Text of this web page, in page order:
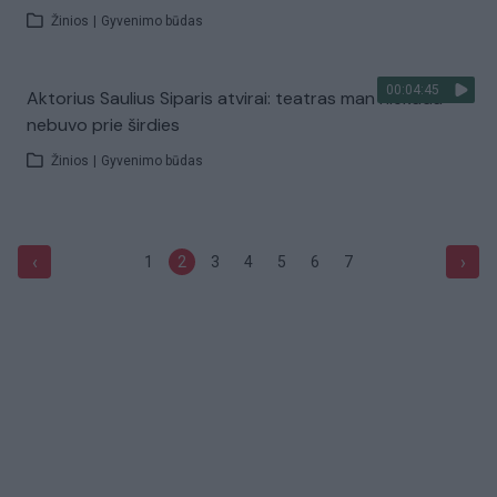
Žinios Gyvenimo būdas
00:04:45
Aktorius Saulius Siparis atvirai: teatras man niekada
nebuvo prie širdies
Žinios Gyvenimo būdas
‹ 1 2 3 4 5 6 7 ›